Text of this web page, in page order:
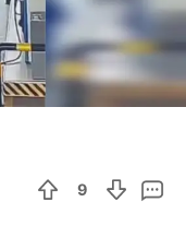
00:14
9